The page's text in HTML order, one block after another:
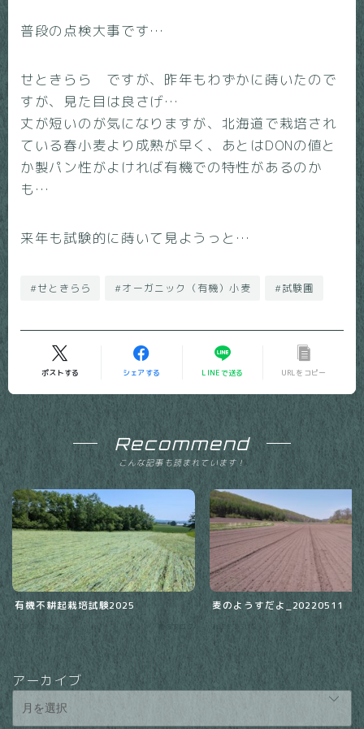
普段の点検大事です…
せときらら ですが、昨年もわずかに蒔いたので
すが、見た目は良さげ…
丈が短いのが気になりますが、北海道で栽培され
ている春小麦より成熟が早く、あとはDONの値と
か製パン性がよければ有機での特性があるのか
も…
来年も試験的に蒔いて見ようっと…
#せときらら #オーガニック（有機）小麦 #試験圃
ポストする シェアする LINEで送る URLをコピー
Recommend
こんな記事も読まれています！
有機不耕起栽培試験2025
農場ブログ
麦のようすだよ_20220511
2022.05.12
アーカイブ